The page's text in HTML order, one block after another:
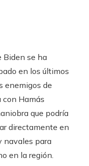
Biden se ha
en los últimos
enemigos de
con Hamás
que podría
directamente en
navales para
en la región.